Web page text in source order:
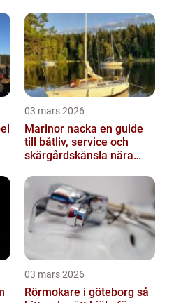
03 mars 2026
Marinor nacka en guide
till båtliv, service och
skärgårdskänsla nära
03 mars 2026
Rörmokare i göteborg så